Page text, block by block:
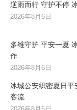
逆雨而行 守护不停
2026年8月6日
多维守护 平安一夏
作
2026年8月6日
冰城公安织密夏日
客流